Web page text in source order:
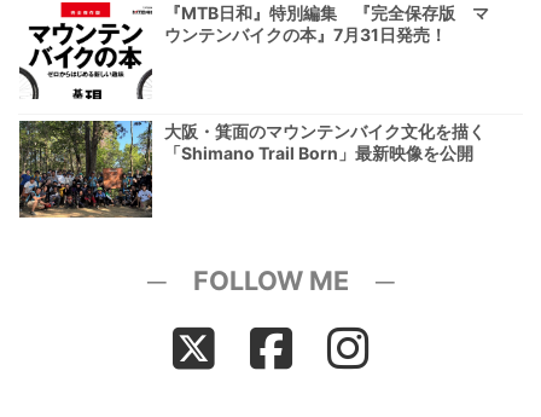
『MTB日和』特別編集 『完全保存版 マ
ウンテンバイクの本』7月31日発売！
大阪・箕面のマウンテンバイク文化を描く
「Shimano Trail Born」最新映像を公開
─ FOLLOW ME ─